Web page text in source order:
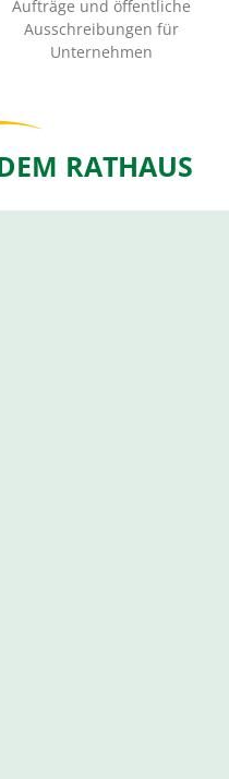
Aufträge und öffentliche
Ausschreibungen für
Unternehmen
RATHAUS